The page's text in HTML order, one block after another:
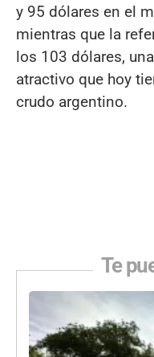
y 95 dólares en el
mientras que la
los 103 dólares,
atractivo que hoy
crudo argentino.
Te